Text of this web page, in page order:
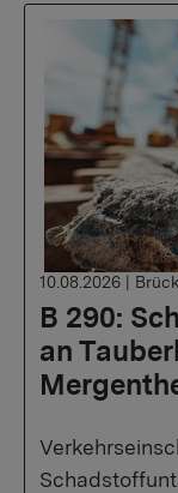
B 290:
an
10.08.2026 |